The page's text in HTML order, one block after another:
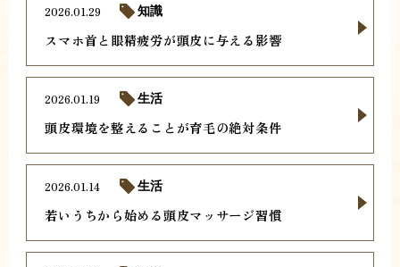
スマホ首と眼精疲労が頭皮に与える影響
2026.01.29 知識
頭皮環境を整えることが育毛の絶対条件
2026.01.19 生活
若いうちから始める頭皮マッサージ習慣
2026.01.14 生活